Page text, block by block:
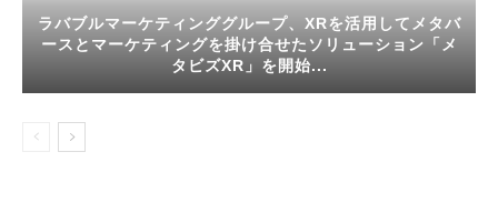
ラバブルマーケティンググループ、XRを活用してメタバ
ースとマーケティングを掛け合せたソリューション「メ
タビズXR」を開始...